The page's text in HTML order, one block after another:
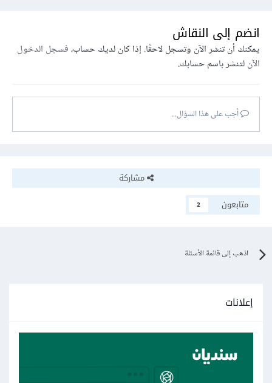
انضم إلى النقاش
يمكنك أن تنشر الآن وتسجل لاحقًا. إذا كان لديك حساب،فسجل الدخول
الآنلتنشر باسم حسابك.
أجب على هذا السؤال...
مشاركة
متابعون
2
اذهب إلى قائمة الأسئلة
إعلانات